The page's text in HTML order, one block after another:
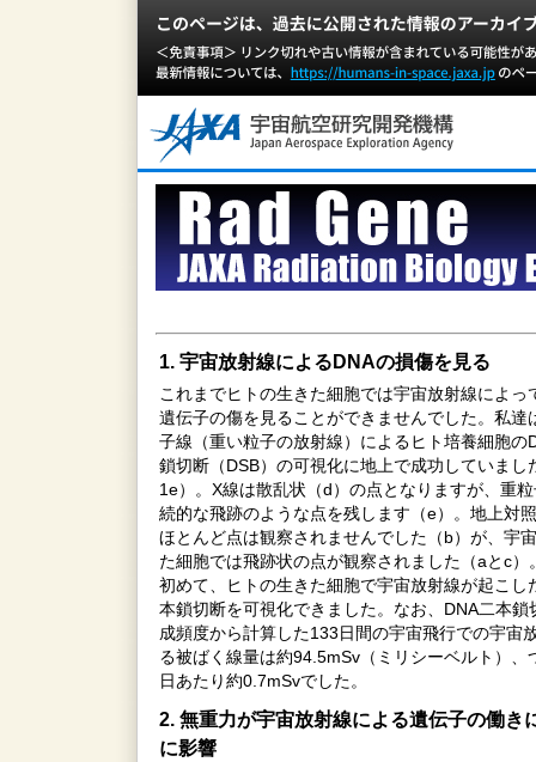
1. 宇宙放射線によるDNAの損傷を見る
これまでヒトの生きた細胞では宇宙放射線によっ
遺伝子の傷を見ることができませんでした。私達
子線（重い粒子の放射線）によるヒト培養細胞の
鎖切断（DSB）の可視化に地上で成功していまし
1e）。X線は散乱状（d）の点となりますが、重
続的な飛跡のような点を残します（e）。地上対
ほとんど点は観察されませんでした（b）が、宇
た細胞では飛跡状の点が観察されました（aとc）
初めて、ヒトの生きた細胞で宇宙放射線が起こし
本鎖切断を可視化できました。なお、DNA二本鎖
成頻度から計算した133日間の宇宙飛行での宇宙
る被ばく線量は約94.5mSv（ミリシーベルト）、
日あたり約0.7mSvでした。
2. 無重力が宇宙放射線による遺伝子の働き
に影響